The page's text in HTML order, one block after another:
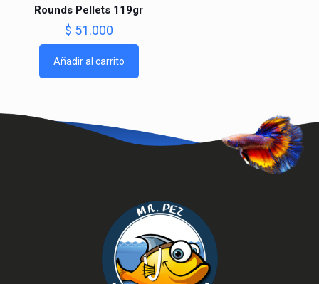
Rounds Pellets 119gr
$ 51.000
Añadir al carrito